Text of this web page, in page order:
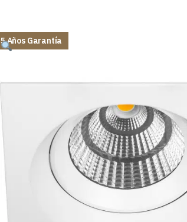
5 Años Garantía